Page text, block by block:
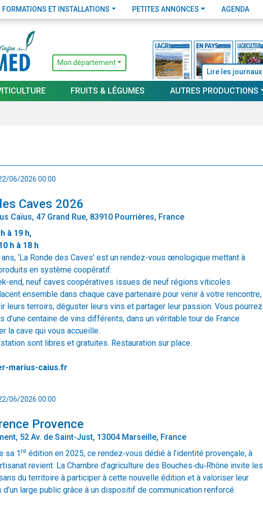
FORMATIONS ET INSTALLATIONS PETITES ANNONCES AGENDA
Mon département
Lire les journaux
FRUITS & LÉGUMES AUTRES PRODUCTIONS
06/2026 00:00
Caves 2026
Caïus, 47 Grand Rue, 83910 Pourrières, France
à 19 h,
h à 18 h
‘La Ronde des Caves’ est un rendez-vous œnologique mettant à
en système coopératif.
end, neuf caves coopératives issues de neuf régions viticoles
ensemble dans chaque cave partenaire pour venir à votre rencontre,
leurs terroirs, déguster leurs vins et partager leur passion. Vous pourrez
d’une centaine de vins différents, dans un véritable tour de France
la cave qui vous accueille.
sont libres et gratuites. Restauration sur place.
marius-caius.fr
06/2026 00:00
Provence
52 Av. de Saint-Just, 13004 Marseille, France
sa 1 re édition en 2025, ce rendez‑vous dédié à l’identité provençale, à
revient. La Chambre d’agriculture des Bouches‑du‑Rhône invite les
du territoire à participer à cette nouvelle édition et à valoriser leur
d’un large public grâce à un dispositif de communication renforcé.